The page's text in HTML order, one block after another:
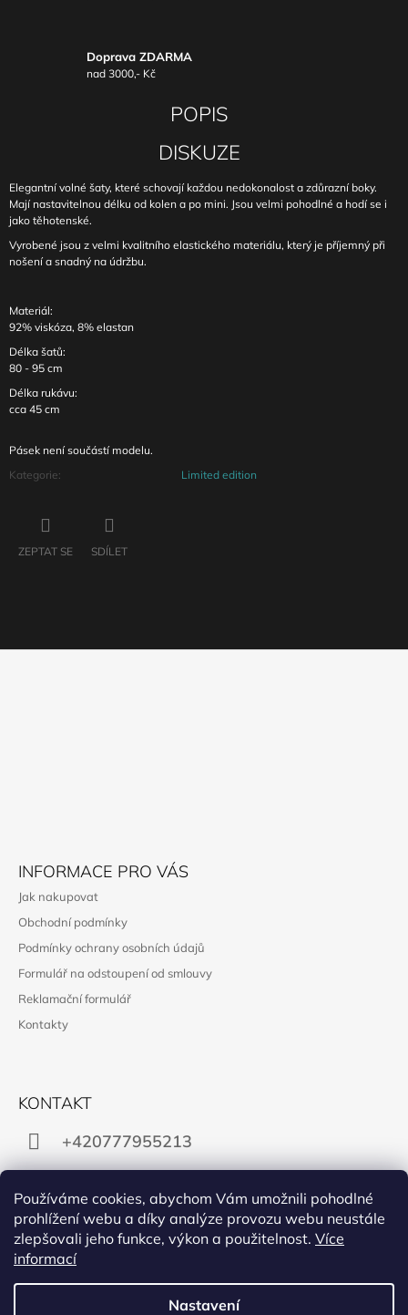
Používáme cookies, abychom Vám umožnili pohodlné
prohlížení webu a díky analýze provozu webu neustále
zlepšovali jeho funkce, výkon a použitelnost. Více
informací
Nastavení
Doprava ZDARMA
nad 3000,- Kč
POPIS
DISKUZE
Elegantní volné šaty, které schovají každou nedokonalost a zdůrazní boky.
Mají nastavitelnou délku od kolen a po mini. Jsou velmi pohodlné a hodí se i
jako těhotenské.
Vyrobené jsou z velmi kvalitního elastického materiálu, který je příjemný při
nošení a snadný na údržbu.
Materiál:
92% viskóza, 8% elastan
Délka šatů:
80 - 95 cm
Délka rukávu:
cca 45 cm
Pásek není součástí modelu.
Kategorie: Limited edition
ZEPTAT SE SDÍLET
INFORMACE PRO VÁS
Jak nakupovat
Obchodní podmínky
Podmínky ochrany osobních údajů
Formulář na odstoupení od smlouvy
Reklamační formulář
Kontakty
KONTAKT
+420777955213
Facebook